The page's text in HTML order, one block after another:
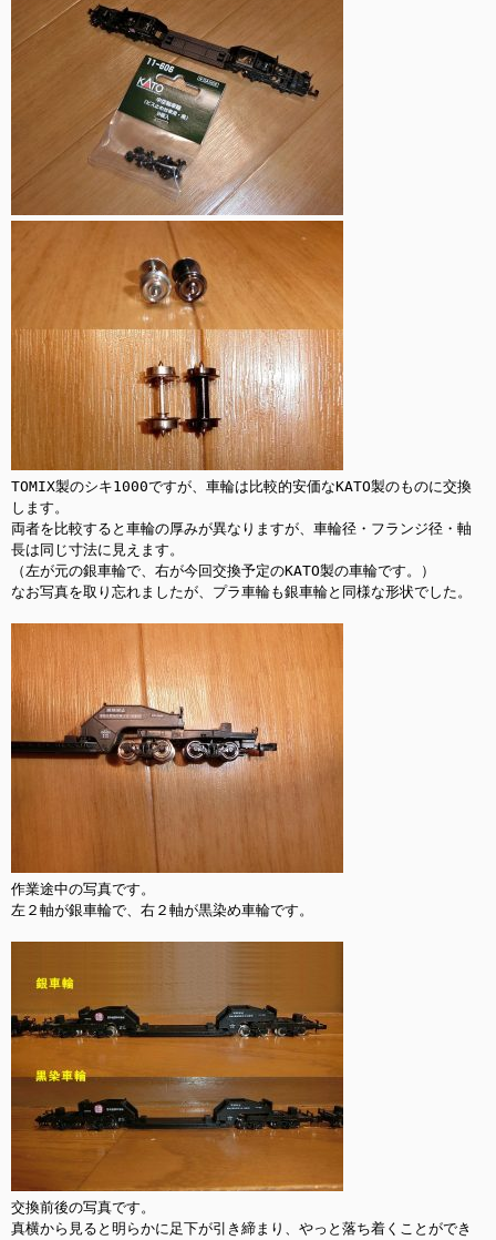
TOMIX製のシキ1000ですが、車輪は比較的安価なKATO製のものに交換
します。
両者を比較すると車輪の厚みが異なりますが、車輪径・フランジ径・軸
長は同じ寸法に見えます。
（左が元の銀車輪で、右が今回交換予定のKATO製の車輪です。）
なお写真を取り忘れましたが、プラ車輪も銀車輪と同様な形状でした。
作業途中の写真です。
左２軸が銀車輪で、右２軸が黒染め車輪です。
交換前後の写真です。
真横から見ると明らかに足下が引き締まり、やっと落ち着くことができ